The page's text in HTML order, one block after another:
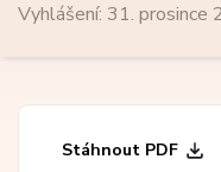
Vyhlášení: 31.
Stáhnout PDF